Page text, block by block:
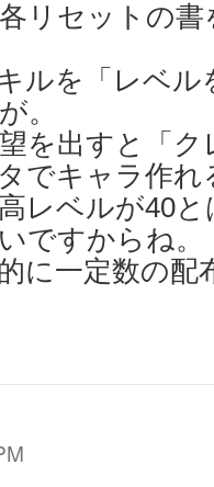
リセットの
ルを「レベル
。
を出すと「
でキャラ作
レベルが40
ですからね。
に一定数の配